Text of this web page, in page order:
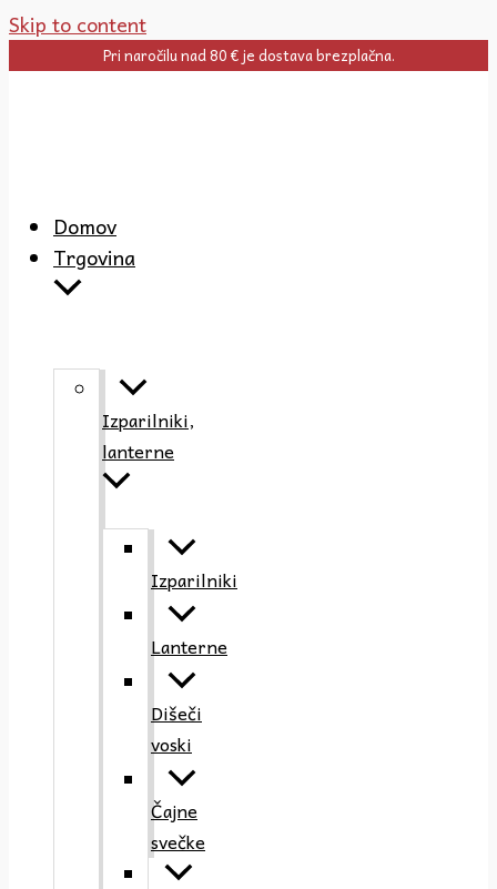
Skip to content
Pri naročilu nad 80 € je dostava brezplačna.
Domov
Trgovina
Izparilniki,
lanterne
Izparilniki
Lanterne
Dišeči
voski
Čajne
svečke